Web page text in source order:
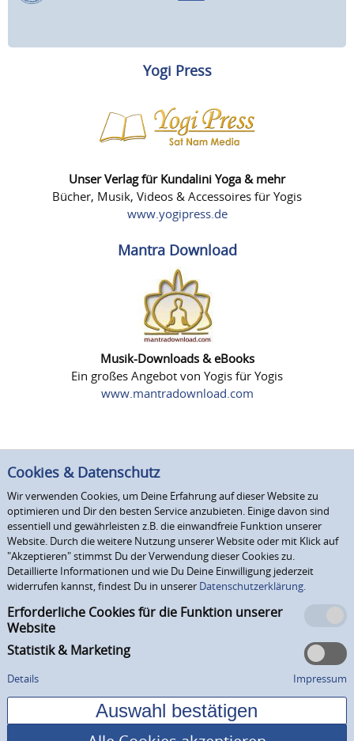
Yogi Press
Unser Verlag für Kundalini Yoga & mehr
Bücher, Musik, Videos & Accessoires für Yogis
www.yogipress.de
Mantra Download
Musik-Downloads & eBooks
Ein großes Angebot von Yogis für Yogis
www.mantradownload.com
Cookies & Datenschutz
Wir verwenden Cookies, um Deine Erfahrung auf dieser Website zu
optimieren und Dir den besten Service anzubieten. Einige davon sind
essentiell und gewährleisten z.B. die einwandfreie Funktion unserer
Website. Durch die weitere Nutzung unserer Website oder mit Klick auf
"Akzeptieren" stimmst Du der Verwendung dieser Cookies zu.
Detaillierte Informationen und wie Du Deine Einwilligung jederzeit
widerrufen kannst, findest Du in unserer Datenschutzerklärung.
Erforderliche Cookies für die Funktion unserer
Website
Statistik & Marketing
Details Impressum